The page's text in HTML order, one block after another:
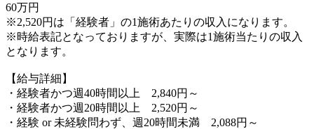
60万円
※2,520円は「経験者」の1施術あたりの収入になります。
※時給表記となっておりますが、実際は1施術当たりの収入
となります。
【給与詳細】
・経験者かつ週40時間以上 2,840円～
・経験者かつ週20時間以上 2,520円～
・経験 or 未経験問わず、週20時間未満 2,088円～